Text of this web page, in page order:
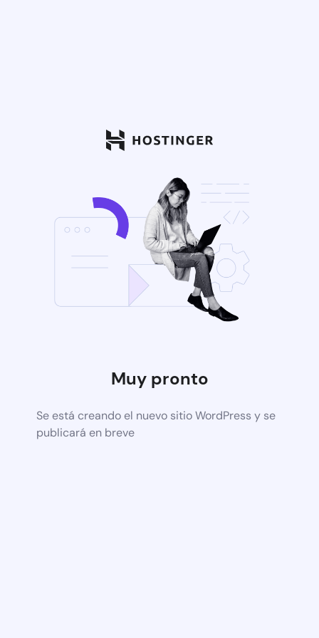
Muy pronto
Se está creando el nuevo sitio WordPress y se
publicará en breve